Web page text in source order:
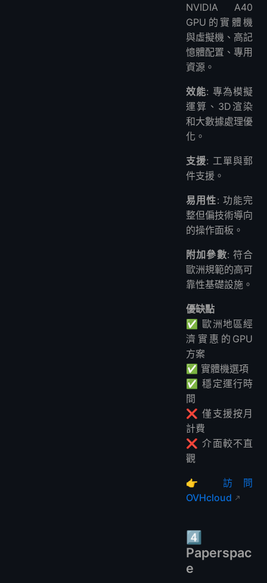
NVIDIA A40
GPU的實體機
與虛擬機、高記
憶體配置、專用
資源。
效能: 專為模擬
運算、3D渲染
和大數據處理優
化。
支援: 工單與郵
件支援。
易用性: 功能完
整但偏技術導向
的操作面板。
附加參數: 符合
歐洲規範的高可
靠性基礎設施。
優缺點
✅ 歐洲地區經
濟實惠的GPU
方案
✅ 實體機選項
✅ 穩定運行時
間
❌ 僅支援按月
計費
❌ 介面較不直
觀
👉 訪問
OVHcloud
4️⃣
Paperspac
e